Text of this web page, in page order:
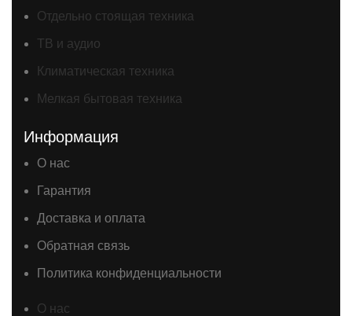
Отдельно стоящая техника
ТВ и аудио
Климатическая техника
Мелкая бытовая техника
Информация
О нас
Гарантия
Доставка и оплата
Обратная связь
Политика конфиденциальности
О нас